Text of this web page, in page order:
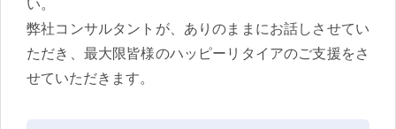
い。
弊社コンサルタントが、ありのままにお話しさせてい
ただき、最大限皆様のハッピーリタイアのご支援をさ
せていただきます。